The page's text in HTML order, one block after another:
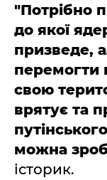
"Потрібно
до якої
призведе,
перемогти
свою
врятує та
можна
історик.